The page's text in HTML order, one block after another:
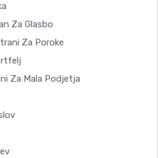
Za Glasbo
Za Poroke
Za Mala Podjetja